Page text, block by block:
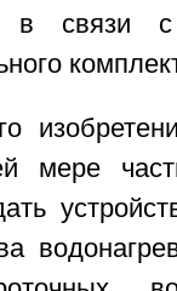
в связи
мере